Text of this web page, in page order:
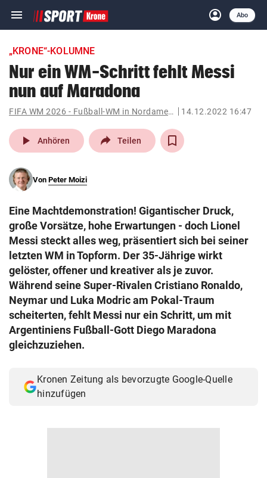
menu Navigation
ein-/ausklappen
account_circle
Anmelden
Abo
close Schließen
account_circle Anmelden
pin_drop
Wien arrow_right
search
eingeben
© Krone Multimedia GmbH & Co KG 2026
Muthgasse 2, 1190 Wien
„KRONE“-KOLUMNE
Nur ein WM-Schritt fehlt Messi
nun auf Maradona
FIFA WM 2026 - Fußball-WM in Nordamerika 14.12.2022 16:47
play_arrow Anhören Teilen
Von Peter Moizi
Eine Machtdemonstration! Gigantischer Druck,
große Vorsätze, hohe Erwartungen - doch Lionel
Messi steckt alles weg, präsentiert sich bei seiner
letzten WM in Topform. Der 35-Jährige wirkt
gelöster, offener und kreativer als je zuvor.
Während seine Super-Rivalen Cristiano Ronaldo,
Neymar und Luka Modric am Pokal-Traum
scheiterten, fehlt Messi nur ein Schritt, um mit
Argentiniens Fußball-Gott Diego Maradona
gleichzuziehen.
Kronen Zeitung als bevorzugte Google-Quelle
hinzufügen